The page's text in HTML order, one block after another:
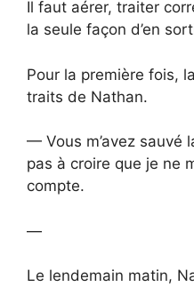
Il faut aérer, traiter
la seule façon d’en
Pour la première fois,
traits de Nathan.
— Vous m’avez sauvé
pas à croire que je ne
compte.
—
Le lendemain matin,